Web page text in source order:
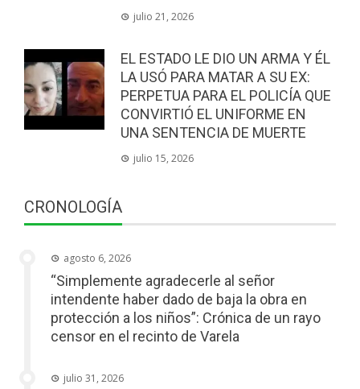
julio 21, 2026
EL ESTADO LE DIO UN ARMA Y ÉL
LA USÓ PARA MATAR A SU EX:
PERPETUA PARA EL POLICÍA QUE
CONVIRTIÓ EL UNIFORME EN
UNA SENTENCIA DE MUERTE
julio 15, 2026
CRONOLOGÍA
agosto 6, 2026
“Simplemente agradecerle al señor
intendente haber dado de baja la obra en
protección a los niños”: Crónica de un rayo
censor en el recinto de Varela
julio 31, 2026